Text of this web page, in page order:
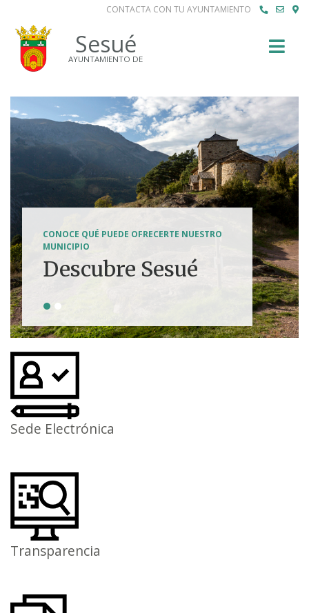
CONTACTA CON TU AYUNTAMIENTO
Sesué
AYUNTAMIENTO DE
CONOCE QUÉ PUEDE OFRECERTE NUESTRO
MUNICIPIO
Descubre Sesué
Tierra de
aventuras
Sede Electrónica
Transparencia